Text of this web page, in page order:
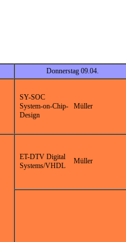
Donnerstag 09.04.
SY-SOC
System-on-Chip-
Design
Müller
ET-DTV Digital
Systems/VHDL
Müller